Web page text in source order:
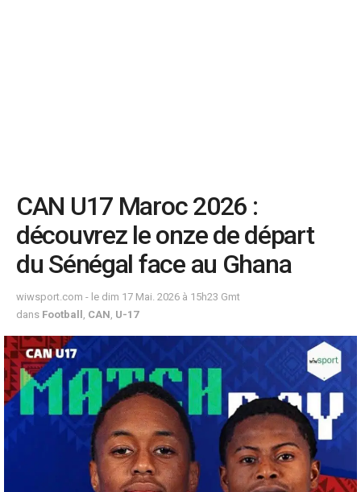
CAN U17 Maroc 2026 :
découvrez le onze de départ
du Sénégal face au Ghana
wiwsport.com - le dim 17 Mai. 2026 à 15h23 Gmt
dans Football , CAN, U-17